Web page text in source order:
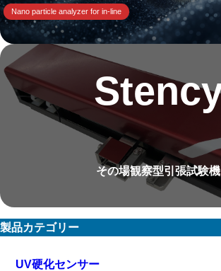
Nano particle analyzer for in-line
その場観察型引張試験機
製品カテゴリー
UV硬化センサー